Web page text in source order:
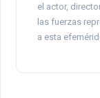
el actor,
las fuerzas
a esta